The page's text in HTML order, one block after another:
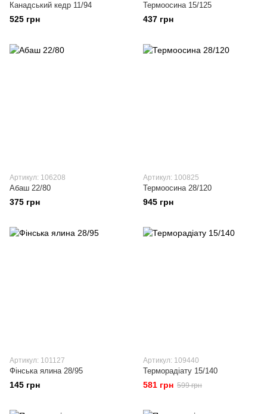
Канадський кедр 11/94
525 грн
Термоосина 15/125
437 грн
Артикул: 106208
Абаш 22/80
375 грн
Артикул: 100825
Термоосина 28/120
945 грн
Артикул: 101127
Фінська ялина 28/95
145 грн
Артикул: 109440
Терморадіату 15/140
581 грн 599 грн